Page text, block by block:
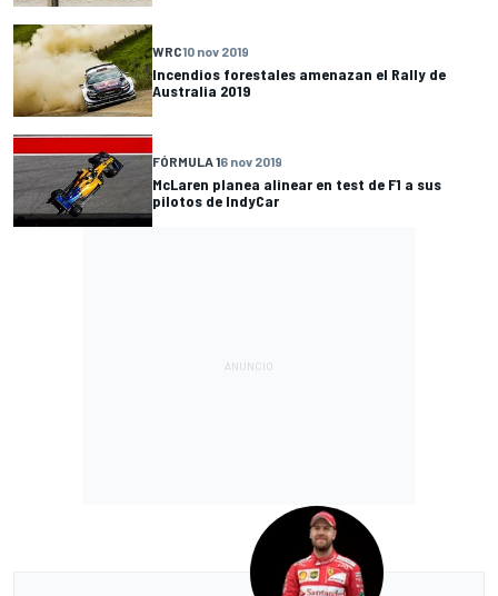
WRC10 nov 2019
Incendios forestales amenazan el Rally de
Australia 2019
FÓRMULA 16 nov 2019
McLaren planea alinear en test de F1 a sus
pilotos de IndyCar